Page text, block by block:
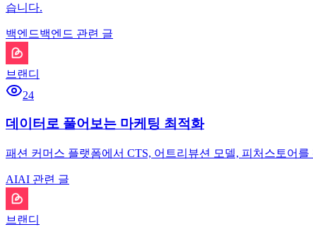
습니다.
백엔드백엔드 관련 글
브랜디
24
데이터로 풀어보는 마케팅 최적화
패션 커머스 플랫폼에서 CTS, 어트리뷰션 모델, 피처스토어
AIAI 관련 글
브랜디